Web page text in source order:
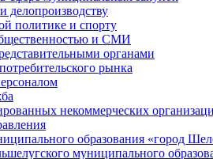
делопроизводству
политике и спорту
и СМИ
органами
рынка
некоммерческих
образования «город
муниципального